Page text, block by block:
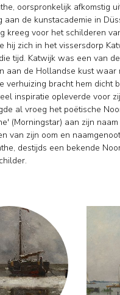
oorspronkelijk afkomstig
aan de kunstacademie in
kreeg voor het schilderen
hij zich in het vissersdorp
tijd. Katwijk was een van
aan de Hollandse kust
verhuizing bracht hem dicht
inspiratie opleverde voor
al vroeg het poëtische
(Morningstar) aan zijn
van zijn oom en
destijds een bekende